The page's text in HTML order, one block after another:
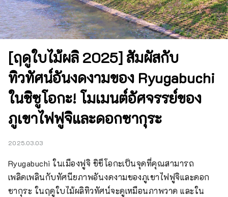
[ฤดูใบไม้ผลิ 2025] สัมผัสกับ
ทิวทัศน์อันงดงามของ Ryugabuchi
ในชิซูโอกะ! โมเมนต์อัศจรรย์ของ
ภูเขาไฟฟูจิและดอกซากุระ
2025.03.03
Ryugabuchi ในเมืองฟูจิ ชิซึโอกะเป็นจุดที่คุณสามารถ
เพลิดเพลินกับทัศนียภาพอันงดงามของภูเขาไฟฟูจิและดอก
ซากุระ ในฤดูใบไม้ผลิทิวทัศน์จะดูเหมือนภาพวาด และใน